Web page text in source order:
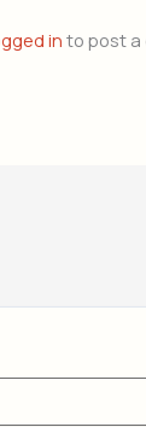
in to post a